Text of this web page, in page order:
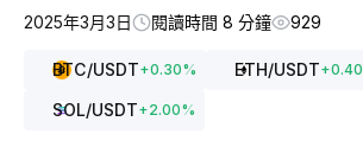
2025年3月3日
閱讀時間 8 分鐘 929
BTC/USDT+0.30% ETH/USDT+0.40
SOL/USDT+2.00%